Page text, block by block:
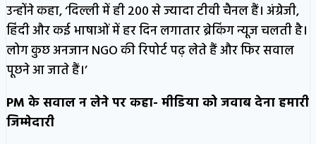
उन्होंने कहा, ‘दिल्ली में ही 200 से ज्यादा टीवी चैनल हैं। अंग्रेजी,
हिंदी और कई भाषाओं में हर दिन लगातार ब्रेकिंग न्यूज चलती है।
लोग कुछ अनजान NGO की रिपोर्ट पढ़ लेते हैं और फिर सवाल
पूछने आ जाते हैं।’
PM के सवाल न लेने पर कहा- मीडिया को जवाब देना हमारी
जिम्मेदारी